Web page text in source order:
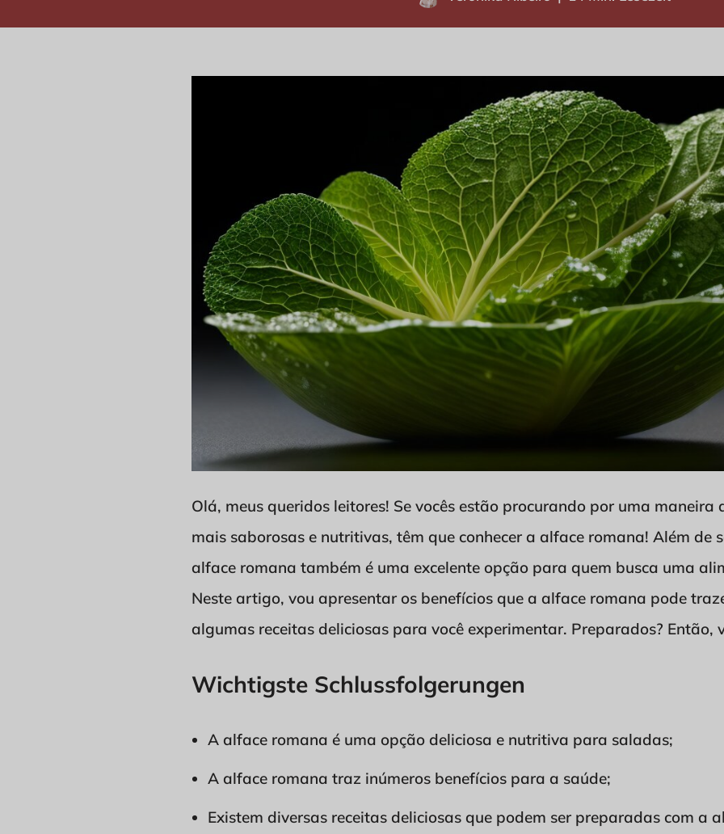
Olá, meus queridos leitores! Se vocês estão procurando por uma maneira
mais saborosas e nutritivas, têm que conhecer a alface romana! Além de
alface romana também é uma excelente opção para quem busca uma
Neste artigo, vou apresentar os benefícios que a alface romana pode
algumas receitas deliciosas para você experimentar. Preparados? Então,
Wichtigste Schlussfolgerungen
A alface romana é uma opção deliciosa e nutritiva para saladas;
A alface romana traz inúmeros benefícios para a saúde;
Existem diversas receitas deliciosas que podem ser preparadas com a